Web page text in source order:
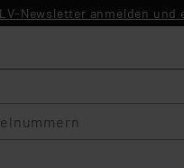
Newsletter anmelden und